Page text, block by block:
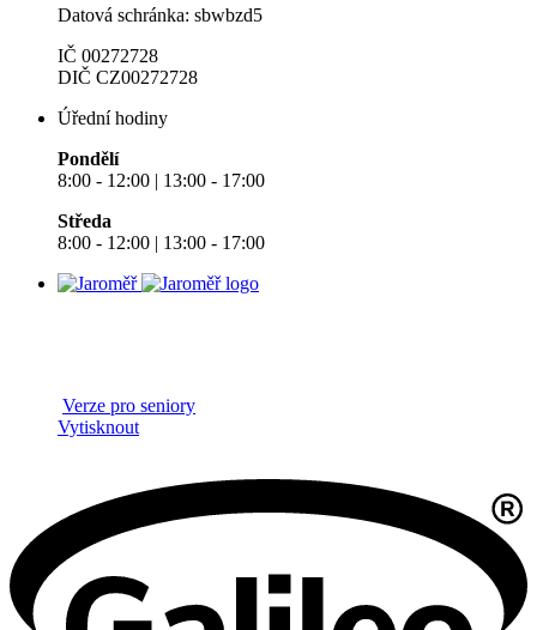
Datová schránka: sbwbzd5
IČ 00272728
DIČ CZ00272728
Úřední hodiny
Pondělí
8:00 - 12:00 | 13:00 - 17:00
Středa
8:00 - 12:00 | 13:00 - 17:00
Verze pro seniory
Vytisknout